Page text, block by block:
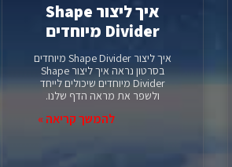
איך ליצור Shape
Divider מיוחדים
איך ליצור Shape Divider מיוחדים
בסרטון נראה איך ליצור Shape
Divider מיוחדים שיכולים לייחד
ולשפר את מראה הדף שלנו.
להמשך קריאה »